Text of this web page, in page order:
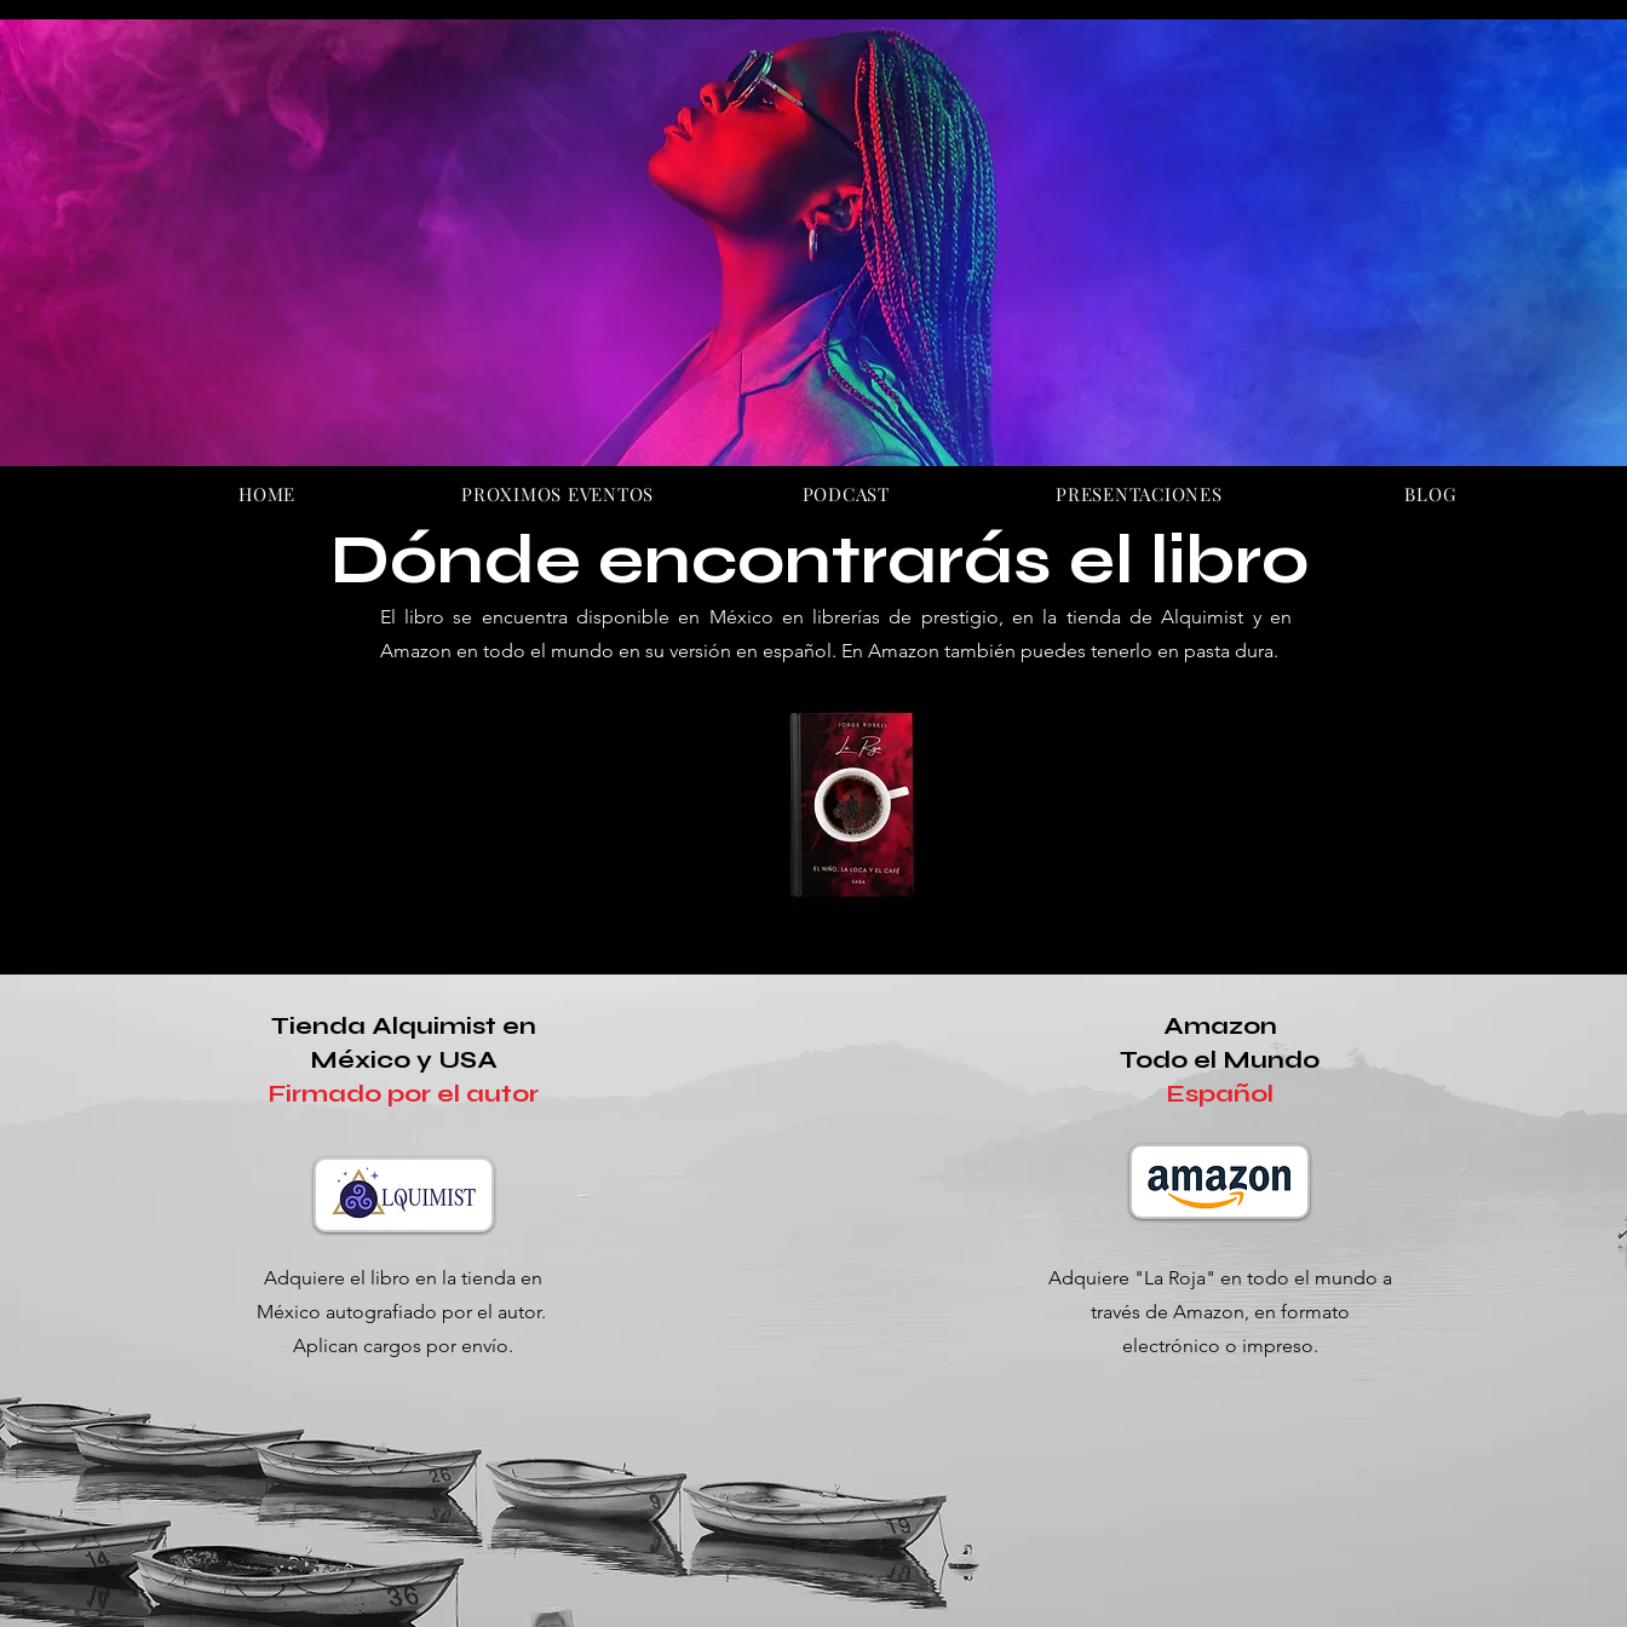
HOME PROXIMOS EVENTOS PODCAST PRESENTACIONES BLOG
​Dónde encontrarás el libro
El libro se encuentra disponible en México en librerías de prestigio, en la tienda de Alquimist y en
Amazon en todo el mundo en su versión en español. En Amazon también puedes tenerlo en pasta dura.
Tienda Alquimist en
México y USA
Firmado por el autor
Adquiere el libro en la tienda en
México autografiado por el autor.
Aplican cargos por envío.
Amazon
Todo el Mundo
Español
Adquiere "La Roja" en todo el mundo a
través de Amazon, en formato
electrónico o impreso.